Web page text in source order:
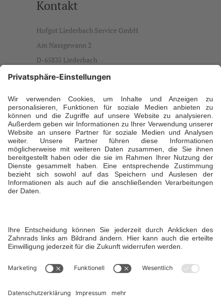
Kontakt
Hofgut Liederbach Service GmbH
Am Nassgewann 2
D-65835 Liederbach
info@hofgut-liederbach.de
Ansprechpartner
Daniela Büdenbender, Geschäftsführerin
T +49 173 5941929
Öffnungszeiten
Winter: Montag bis Freitag von 7:00 bis 22:00